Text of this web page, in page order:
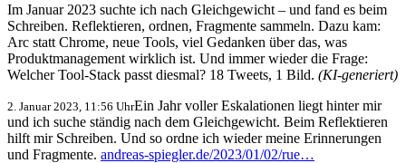
Im Januar 2023 suchte ich nach Gleichgewicht – und fand es beim
Schreiben. Reflektieren, ordnen, Fragmente sammeln. Dazu kam:
Arc statt Chrome, neue Tools, viel Gedanken über das, was
Produktmanagement wirklich ist. Und immer wieder die Frage:
Welcher Tool-Stack passt diesmal? 18 Tweets, 1 Bild. (KI-generiert)
2. Januar 2023, 11:56 UhrEin Jahr voller Eskalationen liegt hinter mir
und ich suche ständig nach dem Gleichgewicht. Beim Reflektieren
hilft mir Schreiben. Und so ordne ich wieder meine Erinnerungen
und Fragmente. andreas-spiegler.de/2023/01/02/rue…